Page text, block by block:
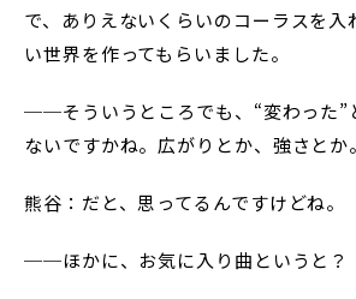
で、ありえないくらいのコーラスを入
い世界を作ってもらいました。
──そういうところでも、“変わった”
ないですかね。広がりとか、強さとか。
熊谷：だと、思ってるんですけどね。
──ほかに、お気に入り曲というと？